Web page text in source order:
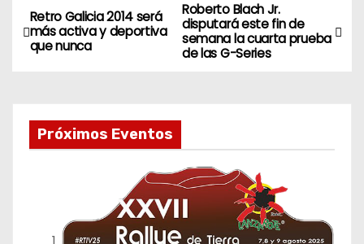
N
a
e
g
Roberto Blach Jr.
disputará este fin de
semana la cuarta prueba
de las G-Series
Retro Galicia 2014 será
más activa y deportiva
que nunca
Próximos Eventos